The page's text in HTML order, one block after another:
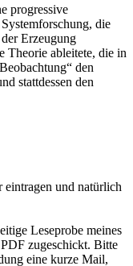
progressive
die
Erzeugung
Theorie ableitete, die in
den
stattdessen den
eintragen und natürlich
Leseprobe meines
zugeschickt. Bitte
eine kurze Mail,